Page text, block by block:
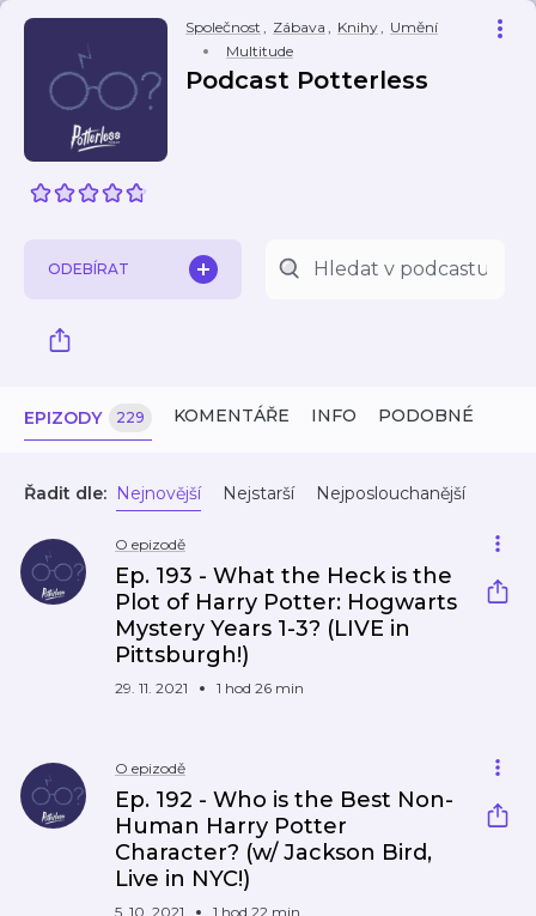
Společnost , Zábava , Knihy, Umění
Multitude
Podcast Potterless
ODEBÍRAT
EPIZODY 229 KOMENTÁŘE INFO PODOBNÉ
Řadit dle: Nejnovější Nejstarší Nejposlouchanější
O epizodě
Ep. 193 - What the Heck is the
Plot of Harry Potter: Hogwarts
Mystery Years 1-3? (LIVE in
Pittsburgh!)
29. 11. 2021 1 hod 26 min
O epizodě
Ep. 192 - Who is the Best Non-
Human Harry Potter
Character? (w/ Jackson Bird,
Live in NYC!)
5. 10. 2021 1 hod 22 min